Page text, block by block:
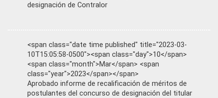
designación de Contralor
<span class="date time published" title="2023-03-
10T15:05:58-0500"><span class="day">10</span>
<span class="month">Mar</span> <span
class="year">2023</span></span>
Aprobado informe de recalificación de méritos de
postulantes del concurso de designación del titular